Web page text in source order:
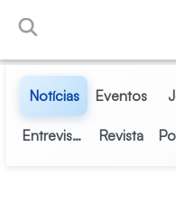
Pular para o Conteúdo
Notícias Eventos
Entrevistas Revista